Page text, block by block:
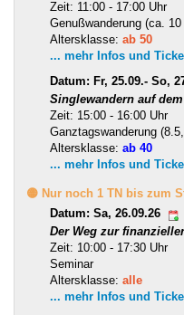
Zeit: 11:00 - 17:00 Uhr
Genußwanderung (ca.
Altersklasse: ab 50
... mehr Infos und
Datum: Fr, 25.09.- So,
Singlewandern auf
Zeit: 15:00 - 16:00 Uhr
Ganztagswanderung
Altersklasse: ab 40
... mehr Infos und
🟡 Nur noch 1 TN bis zum
Datum: Sa, 26.09.26
Der Weg zur
Zeit: 10:00 - 17:30 Uhr
Seminar
Altersklasse: alle
... mehr Infos und